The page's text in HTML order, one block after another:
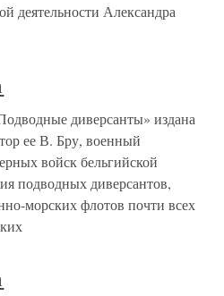
деятельности Александра
диверсанты» издана
ее В. Бру, военный
войск бельгийской
подводных диверсантов,
морских флотов почти всех